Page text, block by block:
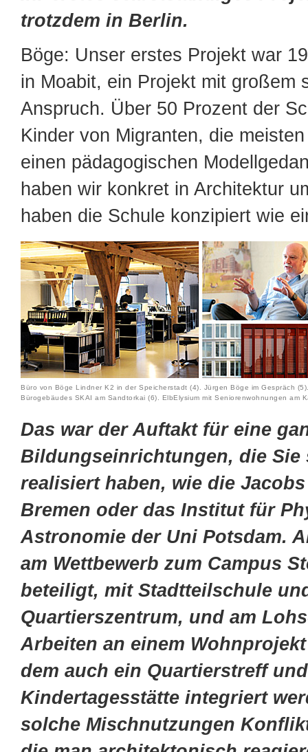
trotzdem in Berlin.
Böge: Unser erstes Projekt war
in Moabit, ein Projekt mit großem
Anspruch. Über 50 Prozent der
Kinder von Migranten, die
einen pädagogischen
haben wir konkret in Architektur
haben die Schule konzipiert wie
Büro von Böge Lindner K2 in der Speicherstadt (4). Jürgen Böge im Gespräch
Bürogebäudes SKAI am Sandtorkai (6). ElbElysium mit Seniorenwohnungen am
Das war der Auftakt für eine
Bildungseinrichtungen, die Sie
realisiert haben, wie die
Bremen oder das Institut für
Astronomie der Uni Potsdam.
am Wettbewerb zum Campus
beteiligt, mit Stadtteilschule
Quartierszentrum, und am
Arbeiten an einem
dem auch ein Quartierstreff
Kindertagesstätte integriert
solche Mischnutzungen